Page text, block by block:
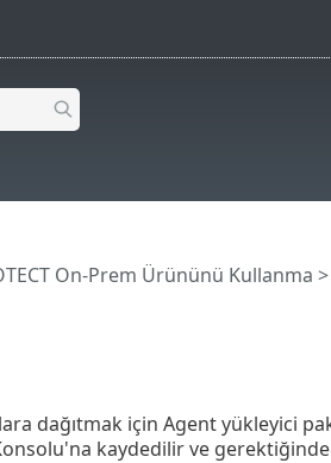
On-Prem Ürününü Kullanma >
dağıtmak için Agent yükleyici
kaydedilir ve